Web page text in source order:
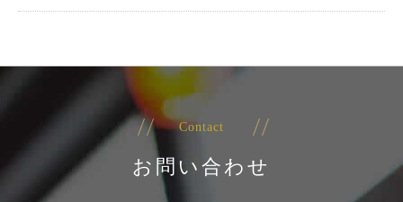
Contact
お問い合わせ